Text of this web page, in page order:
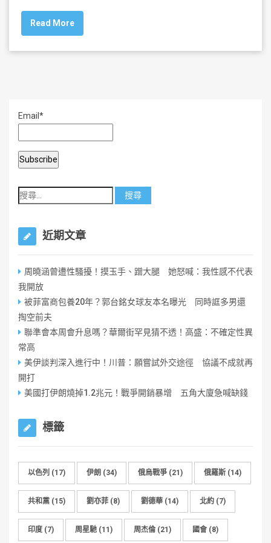
c
e
b
k
tt
er
Read More
Email*
近期文章
周曉涵曾遭性騷擾！摸玉手、蹭大腿 她怒喊：我性感不代表
我開放
被菲富商包養20年？郭台銘女球友本名曝光 同時誆多男還
掏空前夫
聯準會本周會升息嗎？華爾街罕見猜不透！高盛：不確定性異
常高
美伊談判深入進行中！川普：願嘗試外交途徑 協議不成就再
開打
美國打伊朗燒掉1.2兆元！戰爭開銷暴增 五角大廈急喊缺錢
標籤
以色列 (17) 伊朗 (34) 俄烏戰爭 (21) 俄羅斯 (14)
共和黨 (15) 劉亦菲 (8) 劉德華 (14) 北約 (7)
印度 (7) 周星馳 (11) 周杰倫 (21) 國會 (8)